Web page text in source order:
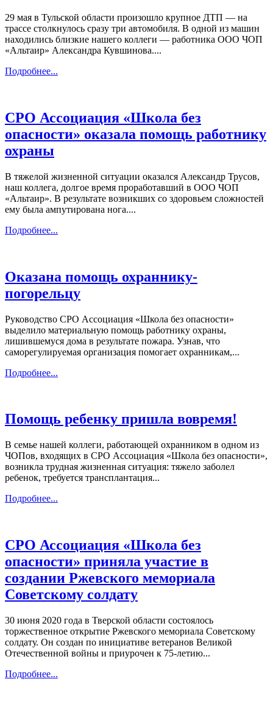
29 мая в Тульской области произошло крупное ДТП — на
трассе столкнулось сразу три автомобиля. В одной из машин
находились близкие нашего коллеги — работника ООО ЧОП
«Альтаир» Александра Кувшинова....
Подробнее...
СРО Ассоциация «Школа без
опасности» оказала помощь работнику
охраны
В тяжелой жизненной ситуации оказался Александр Трусов,
наш коллега, долгое время проработавший в ООО ЧОП
«Альтаир». В результате возникших со здоровьем сложностей
ему была ампутирована нога....
Подробнее...
Оказана помощь охраннику-
погорельцу
Руководство СРО Ассоциация «Школа без опасности»
выделило материальную помощь работнику охраны,
лишившемуся дома в результате пожара. Узнав, что
саморегулируемая организация помогает охранникам,...
Подробнее...
Помощь ребенку пришла вовремя!
В семье нашей коллеги, работающей охранником в одном из
ЧОПов, входящих в СРО Ассоциация «Школа без опасности»,
возникла трудная жизненная ситуация: тяжело заболел
ребенок, требуется трансплантация...
Подробнее...
CРО Ассоциация «Школа без
опасности» приняла участие в
создании Ржевского мемориала
Советскому солдату
30 июня 2020 года в Тверской области состоялось
торжественное открытие Ржевского мемориала Советскому
солдату. Он создан по инициативе ветеранов Великой
Отечественной войны и приурочен к 75-летию...
Подробнее...